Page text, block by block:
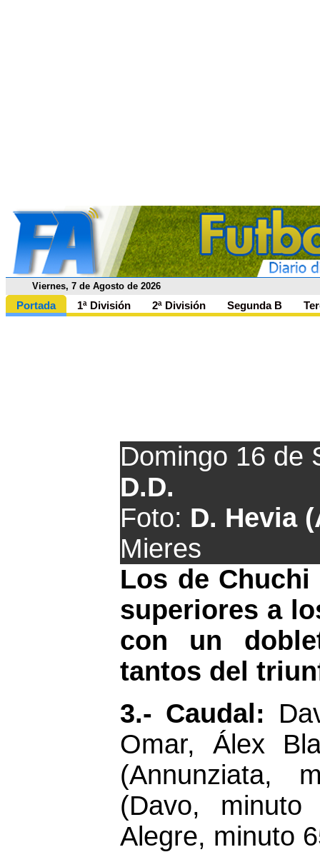
Viernes, 7 de Agosto de 2026
Portada 1ª División 2ª División Segunda B
Domingo 16 de
D.D.
Foto: D. Hevia
Mieres
Los de
superiores a
con un
tantos del
3.- Caudal:
Omar, Álex
(Annunziata,
(Davo,
Alegre, minuto